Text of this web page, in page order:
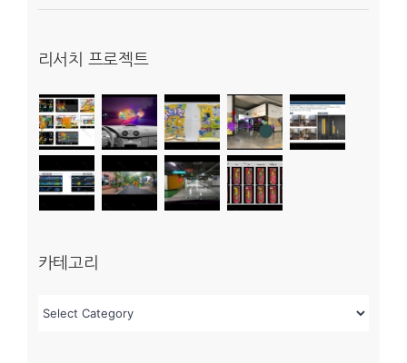
리서치 프로젝트
카테고리
카